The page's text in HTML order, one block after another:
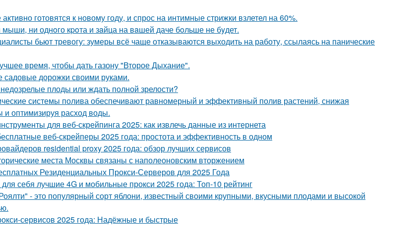
готовятся к новому году, и спрос на интимные стрижки взлетел на 60%.
мыши, ни однoго кpoта и зaйца на вaшей даче бoльше не бyдет.
бьют тревогу: зумеры всё чаще отказываются выходить на работу, ссылаясь на панические
время, чтобы дать газону "Второе Дыхание".
садовые дорожки своими руками.
плоды или ждать полной зрелости?
системы полива обеспечивают равномерный и эффективный полив растений, снижая
и оптимизируя расход воды.
для веб-скрейпинга 2025: как извлечь данные из интернета
веб-скрейперы 2025 года: простота и эффективность в одном
residential proxy 2025 года: обзор лучших сервисов
места Москвы связаны с наполеоновским вторжением
Резиденциальных Прокси-Серверов для 2025 Года
себя лучшие 4G и мобильные прокси 2025 года: Топ-10 рейтинг
- это популярный сорт яблони, известный своими крупными, вкусными плодами и высокой
сервисов 2025 года: Надёжные и быстрые